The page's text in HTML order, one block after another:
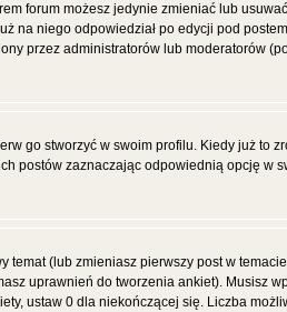
forum możesz jedynie zmieniać lub
na niego odpowiedział po edycji pod
przez administratorów lub moderatorów
go stworzyć w swoim profilu. Kiedy już to
postów zaznaczając odpowiednią opcję
temat (lub zmieniasz pierwszy post w
uprawnień do tworzenia ankiet). Musisz
ustaw 0 dla niekończącej się. Liczba